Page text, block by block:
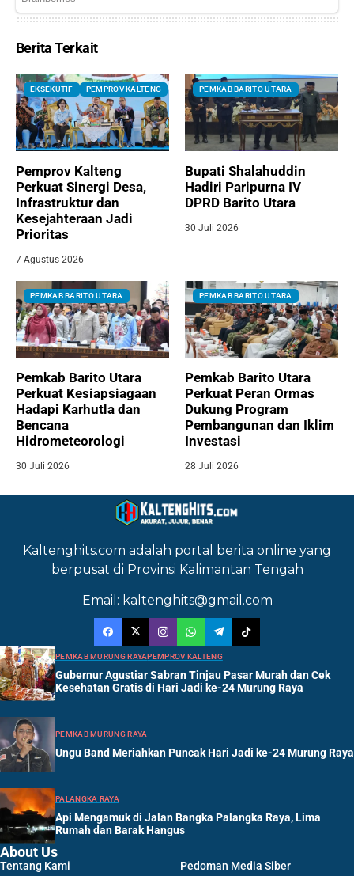
Berita Terkait
EKSEKUTIF PEMPROV KALTENG
Pemprov Kalteng
Perkuat Sinergi Desa,
Infrastruktur dan
Kesejahteraan Jadi
Prioritas
7 Agustus 2026
PEMKAB BARITO UTARA
Bupati Shalahuddin
Hadiri Paripurna IV
DPRD Barito Utara
30 Juli 2026
PEMKAB BARITO UTARA
Pemkab Barito Utara
Perkuat Kesiapsiagaan
Hadapi Karhutla dan
Bencana
Hidrometeorologi
30 Juli 2026
PEMKAB BARITO UTARA
Pemkab Barito Utara
Perkuat Peran Ormas
Dukung Program
Pembangunan dan Iklim
Investasi
28 Juli 2026
Kaltenghits.com adalah portal berita online yang
berpusat di Provinsi Kalimantan Tengah
Email: kaltenghits@gmail.com
PEMKAB MURUNG RAYAPEMPROV KALTENG
Gubernur Agustiar Sabran Tinjau Pasar Murah dan Cek
Kesehatan Gratis di Hari Jadi ke-24 Murung Raya
PEMKAB MURUNG RAYA
Ungu Band Meriahkan Puncak Hari Jadi ke-24 Murung Raya
PALANGKA RAYA
Api Mengamuk di Jalan Bangka Palangka Raya, Lima
Rumah dan Barak Hangus
About Us
Tentang Kami Pedoman Media Siber